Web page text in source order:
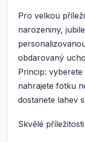
Pro velkou
narozeniny,
obdarovaný
Princip:
nahrajete fotku
dostanete lahev
Skvělé